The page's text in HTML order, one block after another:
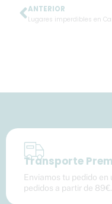
Ant
ANTERIOR
Transporte
Enviamos tu pedido en
pedidos a partir de 89€.